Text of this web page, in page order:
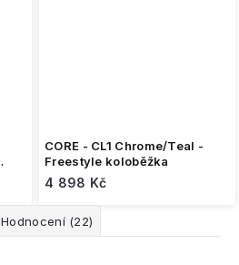
CORE - CL1 Chrome/Teal -
Freestyle koloběžka
4 898 Kč
Hodnocení (22)